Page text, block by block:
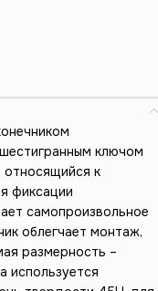
ключом
относящийся к
фиксации
самопроизвольное
облегчает монтаж,
размерность –
используется